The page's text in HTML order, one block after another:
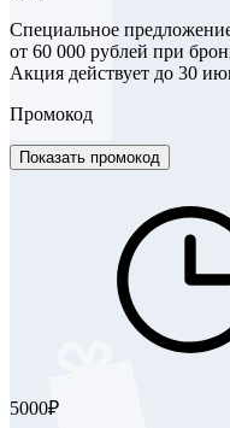
Специальное
от 60 000 рублей при
Акция действует до 30
Промокод
Показать промокод
5000₽